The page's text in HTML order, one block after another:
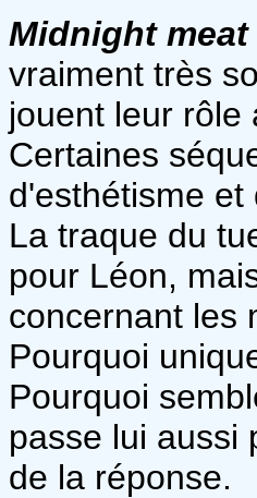
Midnight
vraiment très
jouent leur rôle
Certaines
d'esthétisme
La traque du
pour Léon,
concernant les
Pourquoi
Pourquoi
passe lui aussi
de la réponse.